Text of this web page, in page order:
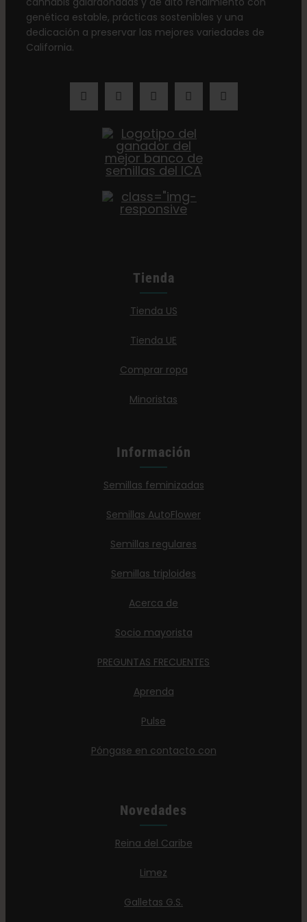
genética estable, prácticas sostenibles y una
dedicación a preservar las mejores variedades de
California.
Tienda
Tienda US
Tienda UE
Comprar ropa
Minoristas
Información
Semillas feminizadas
Semillas AutoFlower
Semillas regulares
Semillas triploides
Acerca de
Socio mayorista
PREGUNTAS FRECUENTES
Aprenda
Pulse
Póngase en contacto con
Novedades
Reina del Caribe
Limez
Galletas G.S.